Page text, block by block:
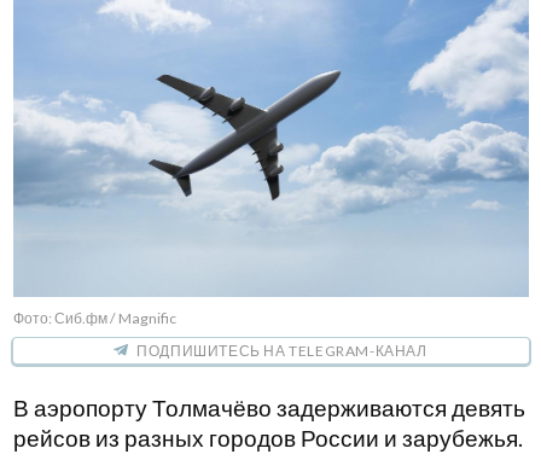
Фото: Сиб.фм / Magnific
ПОДПИШИТЕСЬ НА TELEGRAM-КАНАЛ
В аэропорту Толмачёво задерживаются девять
рейсов из разных городов России и зарубежья.